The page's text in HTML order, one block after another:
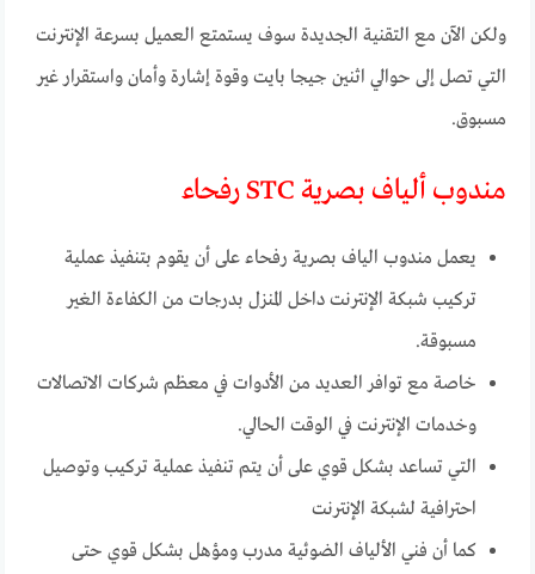
ولكن الآن مع التقنية الجديدة سوف يستمتع العميل بسرعة الإنترنت
التي تصل إلى حوالي اثنين جيجا بايت وقوة إشارة وأمان واستقرار غير
مسبوق.
مندوب ألياف بصرية STC رفحاء
يعمل مندوب الياف بصرية رفحاء على أن يقوم بتنفيذ عملية
تركيب شبكة الإنترنت داخل المنزل بدرجات من الكفاءة الغير
مسبوقة.
خاصة مع توافر العديد من الأدوات في معظم شركات الاتصالات
وخدمات الإنترنت في الوقت الحالي.
التي تساعد بشكل قوي على أن يتم تنفيذ عملية تركيب وتوصيل
احترافية لشبكة الإنترنت
كما أن فني الألياف الضوئية مدرب ومؤهل بشكل قوي حتى